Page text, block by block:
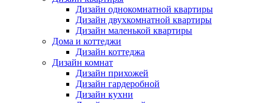
Дизайн однокомнатной квартиры
Дизайн двухкомнатной квартиры
Дизайн маленькой квартиры
Дома и коттеджи
Дизайн коттеджа
Дизайн комнат
Дизайн прихожей
Дизайн гардеробной
Дизайн кухни